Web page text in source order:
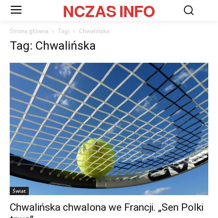
NCZASINFO
Strona główna Tagi Chwalińska
Tag: Chwalińska
Świat
Chwalińska chwalona we Francji. „Sen Polki